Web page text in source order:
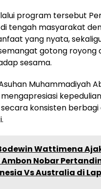
program tersebut
tengah masyarakat
yang nyata,
gotong royong
sesama.
Muhammadiyah
kepedulian
konsisten berbagi
Wattimena
Nobar
Vs Australia di